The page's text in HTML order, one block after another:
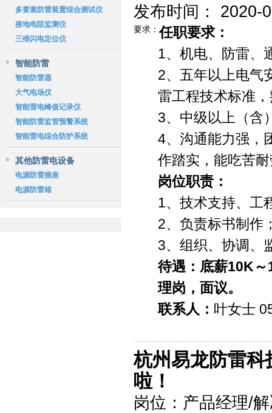
多要素防雷装置综合测试仪
接地电阻监测仪
三维闪电定位仪
智能防雷
智能防雷器
大气电场仪
智能雷电峰值记录仪
智能防雷监管预警系统
智能雷电综合防护系统
其他防雷电设备
电源防雷插座
电源防雷箱
发布时间： 2020-
要求： 任职要求：
1、机电、防雷、
2、五年以上电气
雷工程技术标准
3、中级以上（含
4、沟通能力强，
作踏实，能吃苦
岗位职责：
1、技术支持、工
2、负责标书制作
3、组织、协调、
待遇： 底薪10K～
理岗，面议。
联系人： 叶女士
杭州易龙防雷
啦！
岗位：产品经理/